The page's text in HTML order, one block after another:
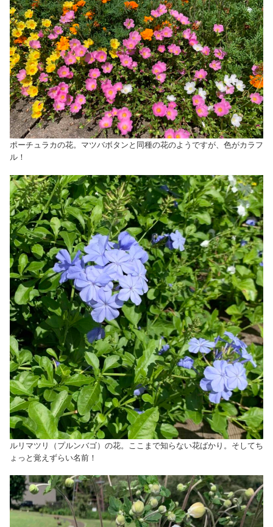
ポーチュラカの花。マツバボタンと同種の花のようですが、色がカラフ
ル！
ルリマツリ（プルンバゴ）の花。ここまで知らない花ばかり。そしてち
ょっと覚えずらい名前！